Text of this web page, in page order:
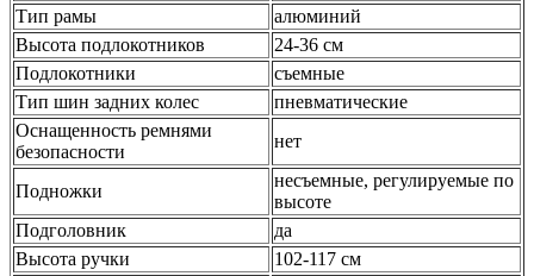
Тип рамы
алюминий
Высота подлокотников
24-36 см
Подлокотники
съемные
Тип шин задних колес
пневматические
Оснащенность ремнями
безопасности
нет
Подножки
несъемные, регулируемые по
высоте
Подголовник
да
Высота ручки
102-117 см